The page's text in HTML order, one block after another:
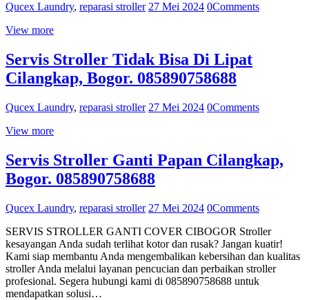
Qucex Laundry, reparasi stroller 27 Mei 2024 0Comments
View more
Servis Stroller Tidak Bisa Di Lipat
Cilangkap, Bogor. 085890758688
Qucex Laundry, reparasi stroller 27 Mei 2024 0Comments
View more
Servis Stroller Ganti Papan Cilangkap,
Bogor. 085890758688
Qucex Laundry, reparasi stroller 27 Mei 2024 0Comments
SERVIS STROLLER GANTI COVER CIBOGOR Stroller
kesayangan Anda sudah terlihat kotor dan rusak? Jangan kuatir!
Kami siap membantu Anda mengembalikan kebersihan dan kualitas
stroller Anda melalui layanan pencucian dan perbaikan stroller
profesional. Segera hubungi kami di 085890758688 untuk
mendapatkan solusi…